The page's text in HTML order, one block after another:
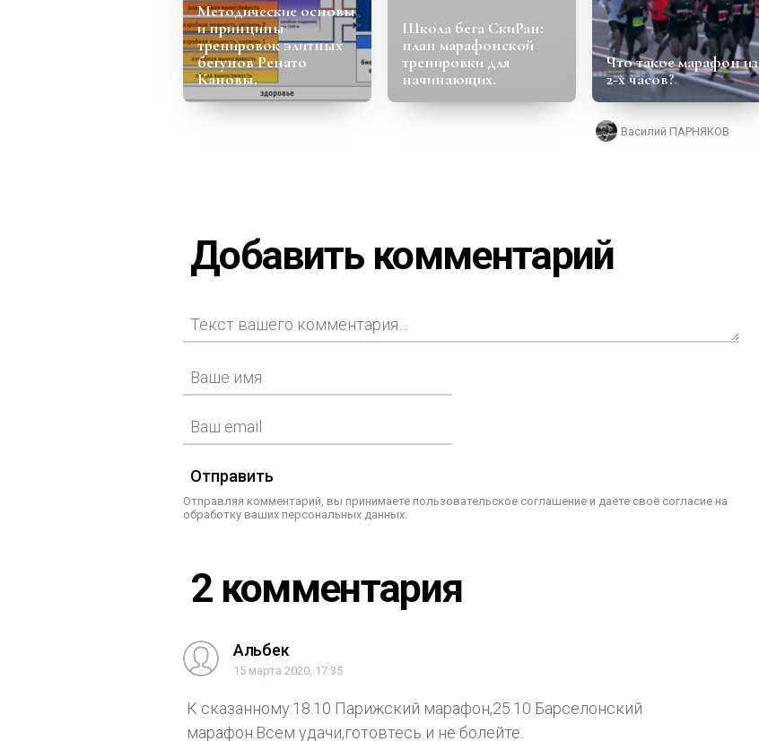
Методические основы
и принципы
тренировок элитных
бегунов Ренато
Кановы.
Школа бега СкиРан:
план марафонской
тренировки для
начинающих.
Что такое марафон из
2-х часов?
Василий ПАРНЯКОВ
Добавить комментарий
Отправить
Отправляя комментарий, вы принимаете пользовательское соглашение и даёте своё согласие на
обработку ваших персональных данных.
2 комментария
Альбек
15 марта 2020, 17:35
К сказанному:18.10 Парижский марафон,25.10 Барселонский
марафон.Всем удачи,готовтесь и не болейте.